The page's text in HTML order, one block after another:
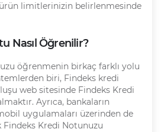
limitlerinizin belirlenmesinde
Nasıl Öğrenilir?
öğrenmenin birkaç farklı yolu
biri, Findeks kredi
web sitesinde Findeks Kredi
Ayrıca, bankaların
uygulamaları üzerinden de
Findeks Kredi Notunuzu